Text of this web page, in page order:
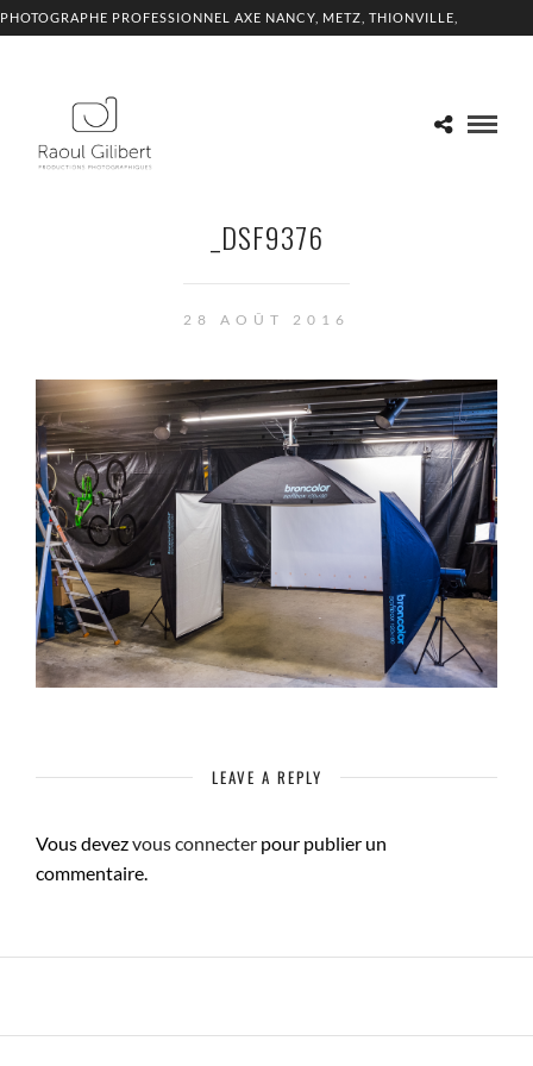
PHOTOGRAPHE PROFESSIONNEL AXE NANCY, METZ, THIONVILLE,
_DSF9376
28 AOÛT 2016
LEAVE A REPLY
Vous devezvous connecter pour publier un
commentaire.